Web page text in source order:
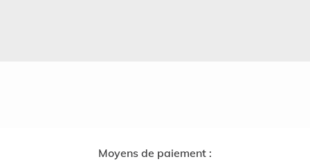
Moyens de paiement :